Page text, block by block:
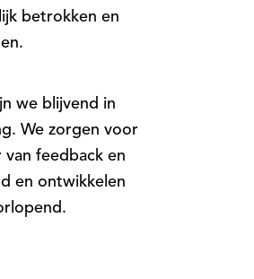
we blijvend in
We zorgen voor
van feedback en
en ontwikkelen
betrokken en